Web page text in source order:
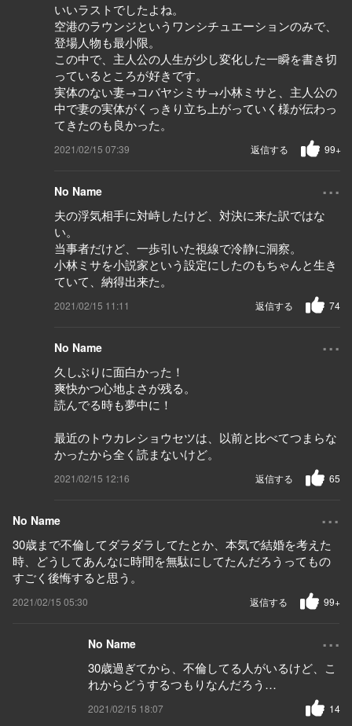
いいラストでしたよね。
空港のラウンジというワンシチュエーションのみで、
登場人物も最小限。
この中で、主人公の人生が少し変化した一瞬を書き切
っているところが好きです。
実体のない妻→コバヤシミサ→小林ミサと、主人公の
中で妻の実体がくっきり立ち上がっていく様が伝わっ
てきたのも良かった。
2021/02/15 07:39 99+
返信する
No Name ...
夫の浮気相手に対峙したけど、対決に来た訳ではな
い。
当事者だけど、一歩引いた視線で冷静に洞察。
小林ミサを小説家という設定にしたのもちゃんと生き
ていて、納得出来た。
2021/02/15 11:11 74
返信する
No Name ...
久しぶりに面白かった！
爽快かつ心地よさが残る。
読んでる時も夢中に！
最近のトウカレショウセツは、以前と比べてつまらな
かったから全く読まないけど。
2021/02/15 12:16 65
返信する
No Name ...
30歳まで不倫してダラダラしてたとか、本気で結婚を考えた
時、どうしてあんなに時間を無駄にしてたんだろうってもの
すごく後悔すると思う。
2021/02/15 05:30 99+
返信する
No Name ...
30歳過ぎてから、不倫してる人がいるけど、こ
れからどうするつもりなんだろう…
2021/02/15 18:07 14